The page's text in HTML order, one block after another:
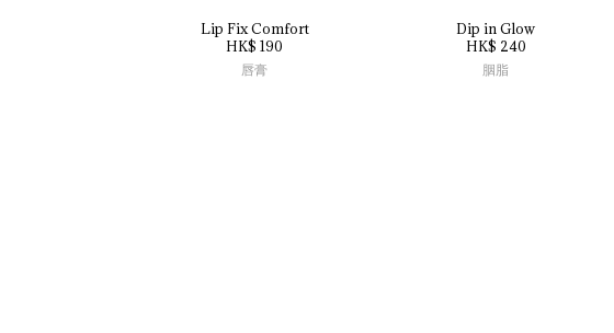
Lip Fix Comfort
HK$ 190
唇膏
Dip in Glow
HK$ 240
胭脂